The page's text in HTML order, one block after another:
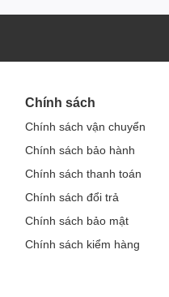
Chính sách
Chính sách vận chuyển
Chính sách bảo hành
Chính sách thanh toán
Chính sách đổi trả
Chính sách bảo mật
Chính sách kiểm hàng